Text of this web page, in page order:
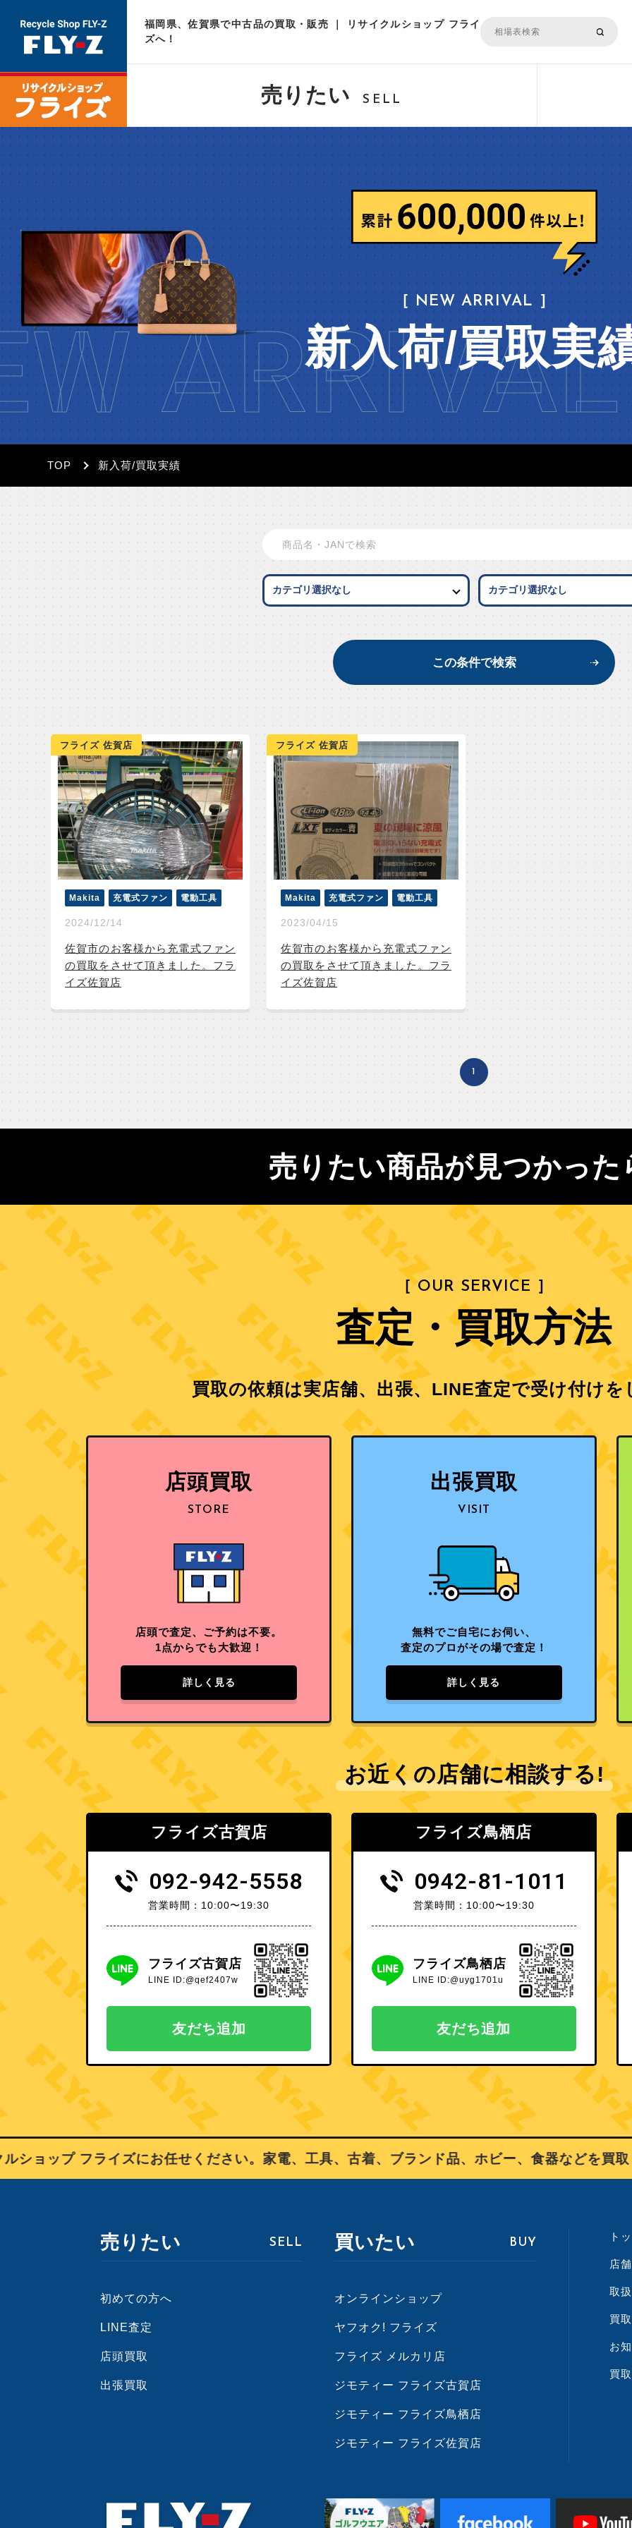
福岡県、佐賀県で中古品の買取・販売 ｜ リサイクルショップ フライ
ズへ！
売りたい SELL
ARRIVAL
［ NEW ARRIVAL ］
新入荷/買取実
TOP 新入荷/買取実績
この条件で検索
フライズ 佐賀店
Makita 充電式ファン 電動工具
2024/12/14
佐賀市のお客様から充電式ファン
の買取をさせて頂きました。フラ
イズ佐賀店
フライズ 佐賀店
Makita 充電式ファン 電動工具
2023/04/15
佐賀市のお客様から充電式ファン
の買取をさせて頂きました。フラ
イズ佐賀店
1
売りたい商品が見つかっ
［ OUR SERVICE ］
査定・買取方法
買取の依頼は実店舗、出張、LINE査定で受け付けを
店頭買取
STORE
店頭で査定、ご予約は不要。
1点からでも大歓迎！
詳しく見る
出張買取
VISIT
無料でご自宅にお伺い、
査定のプロがその場で査定！
詳しく見る
お近くの店舗に相談する!
フライズ古賀店
092-942-5558
営業時間：10:00〜19:30
フライズ古賀店
LINE ID:@qef2407w
友だち追加
フライズ鳥栖店
0942-81-1011
営業時間：10:00〜19:30
フライズ鳥栖店
LINE ID:@uyg1701u
友だち追加
ップ フライズにお任せください。家電、工具、古着、ブランド品、ホビー、食器などを買取
売りたい SELL
初めての方へ
LINE査定
店頭買取
出張買取
買いたい BUY
オンラインショップ
ヤフオク! フライズ
フライズ メルカリ店
ジモティー フライズ古賀店
ジモティー フライズ鳥栖店
ジモティー フライズ佐賀店
ト
店
取
買
お
買